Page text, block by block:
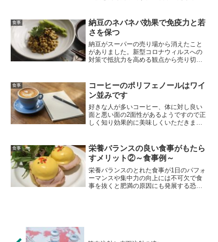
食事
納豆のネバネバ効果で免疫力と若
さを保つ
納豆がスーパーの売り場から消えたこと
がありました。新型コロナウィルスへの
対策で抵抗力を高める観点から売り切れ
もあります。
食事
コーヒーのポリフェノールはワイ
ン並みです
好きな人が多いコーヒー、体に対し良い
面と悪い面の2面性があるようですので正
しく知り効果的に美味しくいただきまし
食事
栄養バランスの良い食事がもたら
すメリット②～食事例～
栄養バランスのとれた食事が1日のパフォ
ーマンスや集中力の向上には不可欠で食
事を抜くと肥満の原因にも発展する恐れ